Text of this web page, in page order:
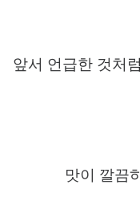
앞서 언급한 것처
맛이 깔끔